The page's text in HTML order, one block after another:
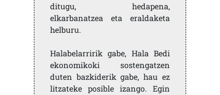
ditugu, hedapena,
elkarbanatzea eta eraldaketa
helburu.
Halabelarririk gabe, Hala Bedi
ekonomikoki sostengatzen
duten bazkiderik gabe, hau ez
litzateke posible izango. Egin